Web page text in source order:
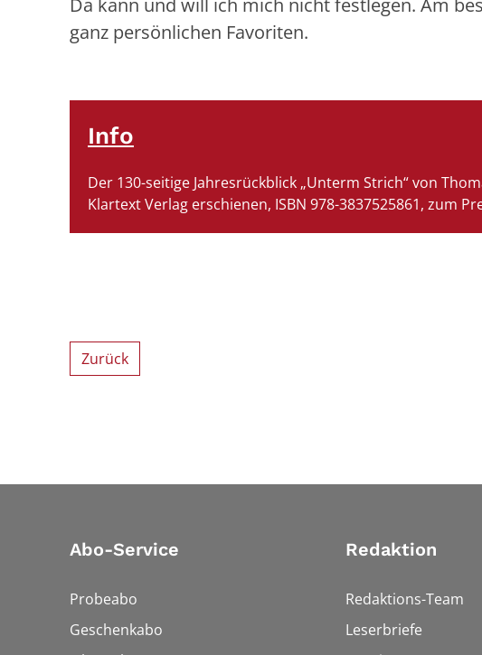
Da kann und will ich mich nicht festlegen. Am
ganz persönlichen Favoriten.
Info
Der 130-seitige Jahresrückblick „Unterm Strich“ von
Klartext Verlag erschienen, ISBN 978-3837525861, zum
Zurück
Abo-Service
Probeabo
Geschenkabo
Redaktion
Redaktions-Team
Leserbriefe